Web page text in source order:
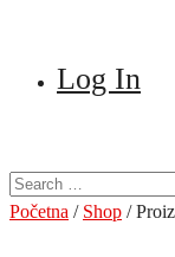
Log In
Pretraga
za:
Početna / Shop /